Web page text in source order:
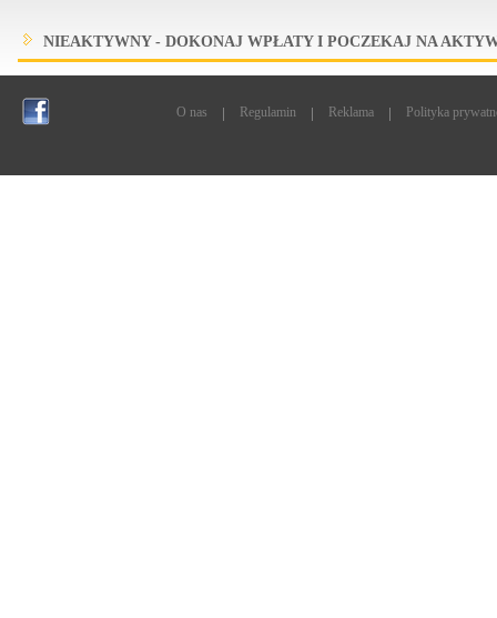
NIEAKTYWNY - DOKONAJ WPŁATY I POCZEKAJ NA
O nas Regulamin Reklama Polityka